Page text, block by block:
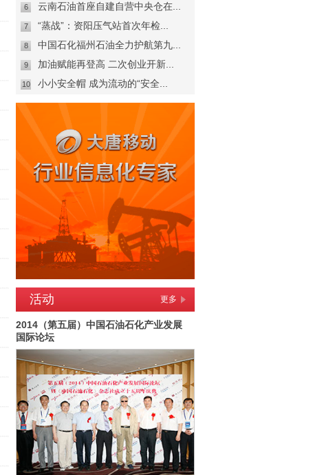
6 云南石油首座自建自营中央仓在...
7 “蒸战”：资阳压气站首次年检...
8 中国石化福州石油全力护航第九...
9 加油赋能再登高 二次创业开新...
10 小小安全帽 成为流动的“安全...
活动 更多
2014（第五届）中国石油石化产业发展
国际论坛